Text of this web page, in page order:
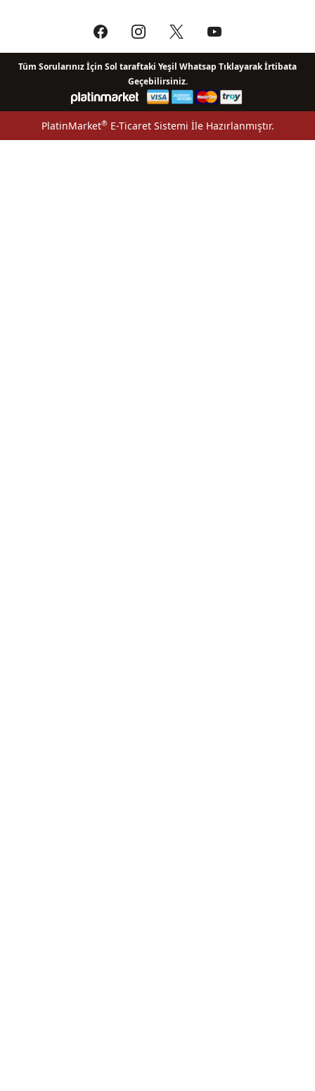
Tüm Sorularınız İçin Sol taraftaki Yeşil Whatsap Tıklayarak İrtibata
Geçebilirsiniz.
PlatinMarket®E-Ticaret Sistemi İle Hazırlanmıştır.